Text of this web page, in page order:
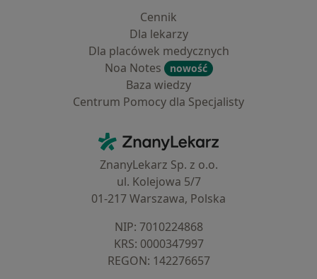
Cennik
Dla lekarzy
Dla placówek medycznych
Noa Notes
nowość
Baza wiedzy
Centrum Pomocy dla Specjalisty
ZnanyLekarz - Strona główna
ZnanyLekarz Sp. z o.o.
ul. Kolejowa 5/7
01-217 Warszawa, Polska
NIP: ⁠7010224868
KRS: ⁠0000347997
REGON: ⁠142276657